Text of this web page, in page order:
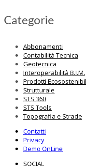
Categorie
Abbonamenti
Contabilità Tecnica
Geotecnica
Interoperabilità B.I.M.
Prodotti
Strutturale
STS 360
STS Tools
Topografia e Strade
Contatti
Privacy
Demo OnLine
SOCIAL